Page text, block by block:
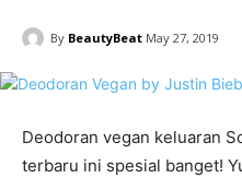
By BeautyBeat May 27, 2019
Deodoran vegan keluaran
terbaru ini spesial banget!